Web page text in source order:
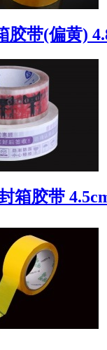
胶带(偏黄)
箱胶带